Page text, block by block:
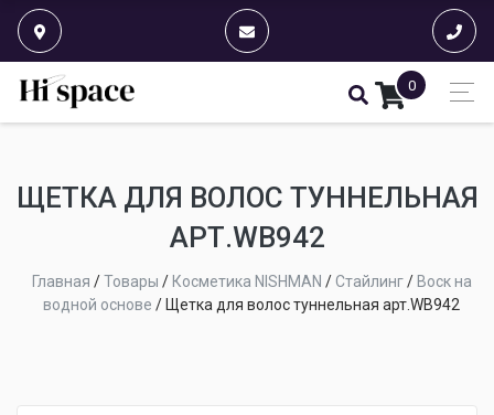
0
ЩЕТКА ДЛЯ ВОЛОС ТУННЕЛЬНАЯ
АРТ.WB942
Главная /Товары / Косметика NISHMAN /Стайлинг/ Воск на
водной основе / Щетка для волос туннельная арт.WB942